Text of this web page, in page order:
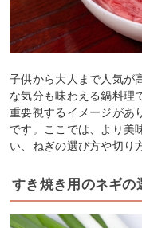
子供から大人まで人気が
な気分も味わえる鍋料理
重要視するイメージがあ
です。ここでは、より美
い、ねぎの選び方や切り
すき焼き用のネギの